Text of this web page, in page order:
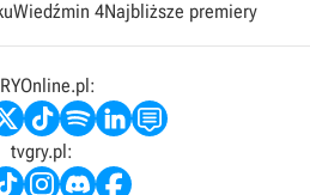
Wiedźmin 4Najbliższe premiery
tvgry.pl: